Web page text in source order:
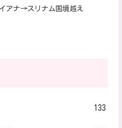
アナ→スリナム国境越え
133